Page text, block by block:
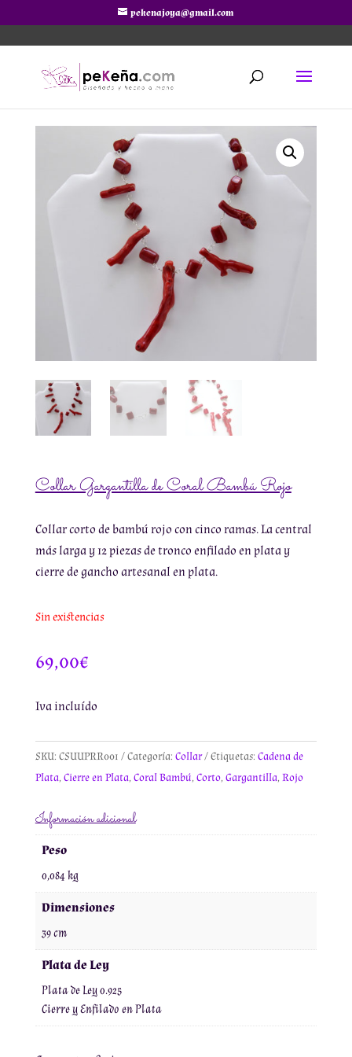
pekenajoya@gmail.com
Collar Gargantilla de Coral Bambú Rojo
Collar corto de bambú rojo con cinco ramas. La central
más larga y 12 piezas de tronco enfilado en plata y
cierre de gancho artesanal en plata.
Sin existencias
69,00€
Iva incluído
SKU: CSUUPRR001 Categoría: Collar Etiquetas: Cadena de
Plata, Cierre en Plata, Coral Bambú, Corto, Gargantilla, Rojo
Información adicional
Peso
0,084 kg
Dimensiones
39 cm
Plata de Ley
Plata de Ley 0.925
Cierre y Enfilado en Plata